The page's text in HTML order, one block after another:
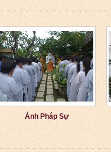
Ảnh Pháp Sự